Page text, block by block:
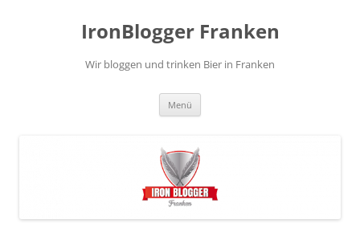
IronBlogger Franken
Wir bloggen und trinken Bier in Franken
Menü